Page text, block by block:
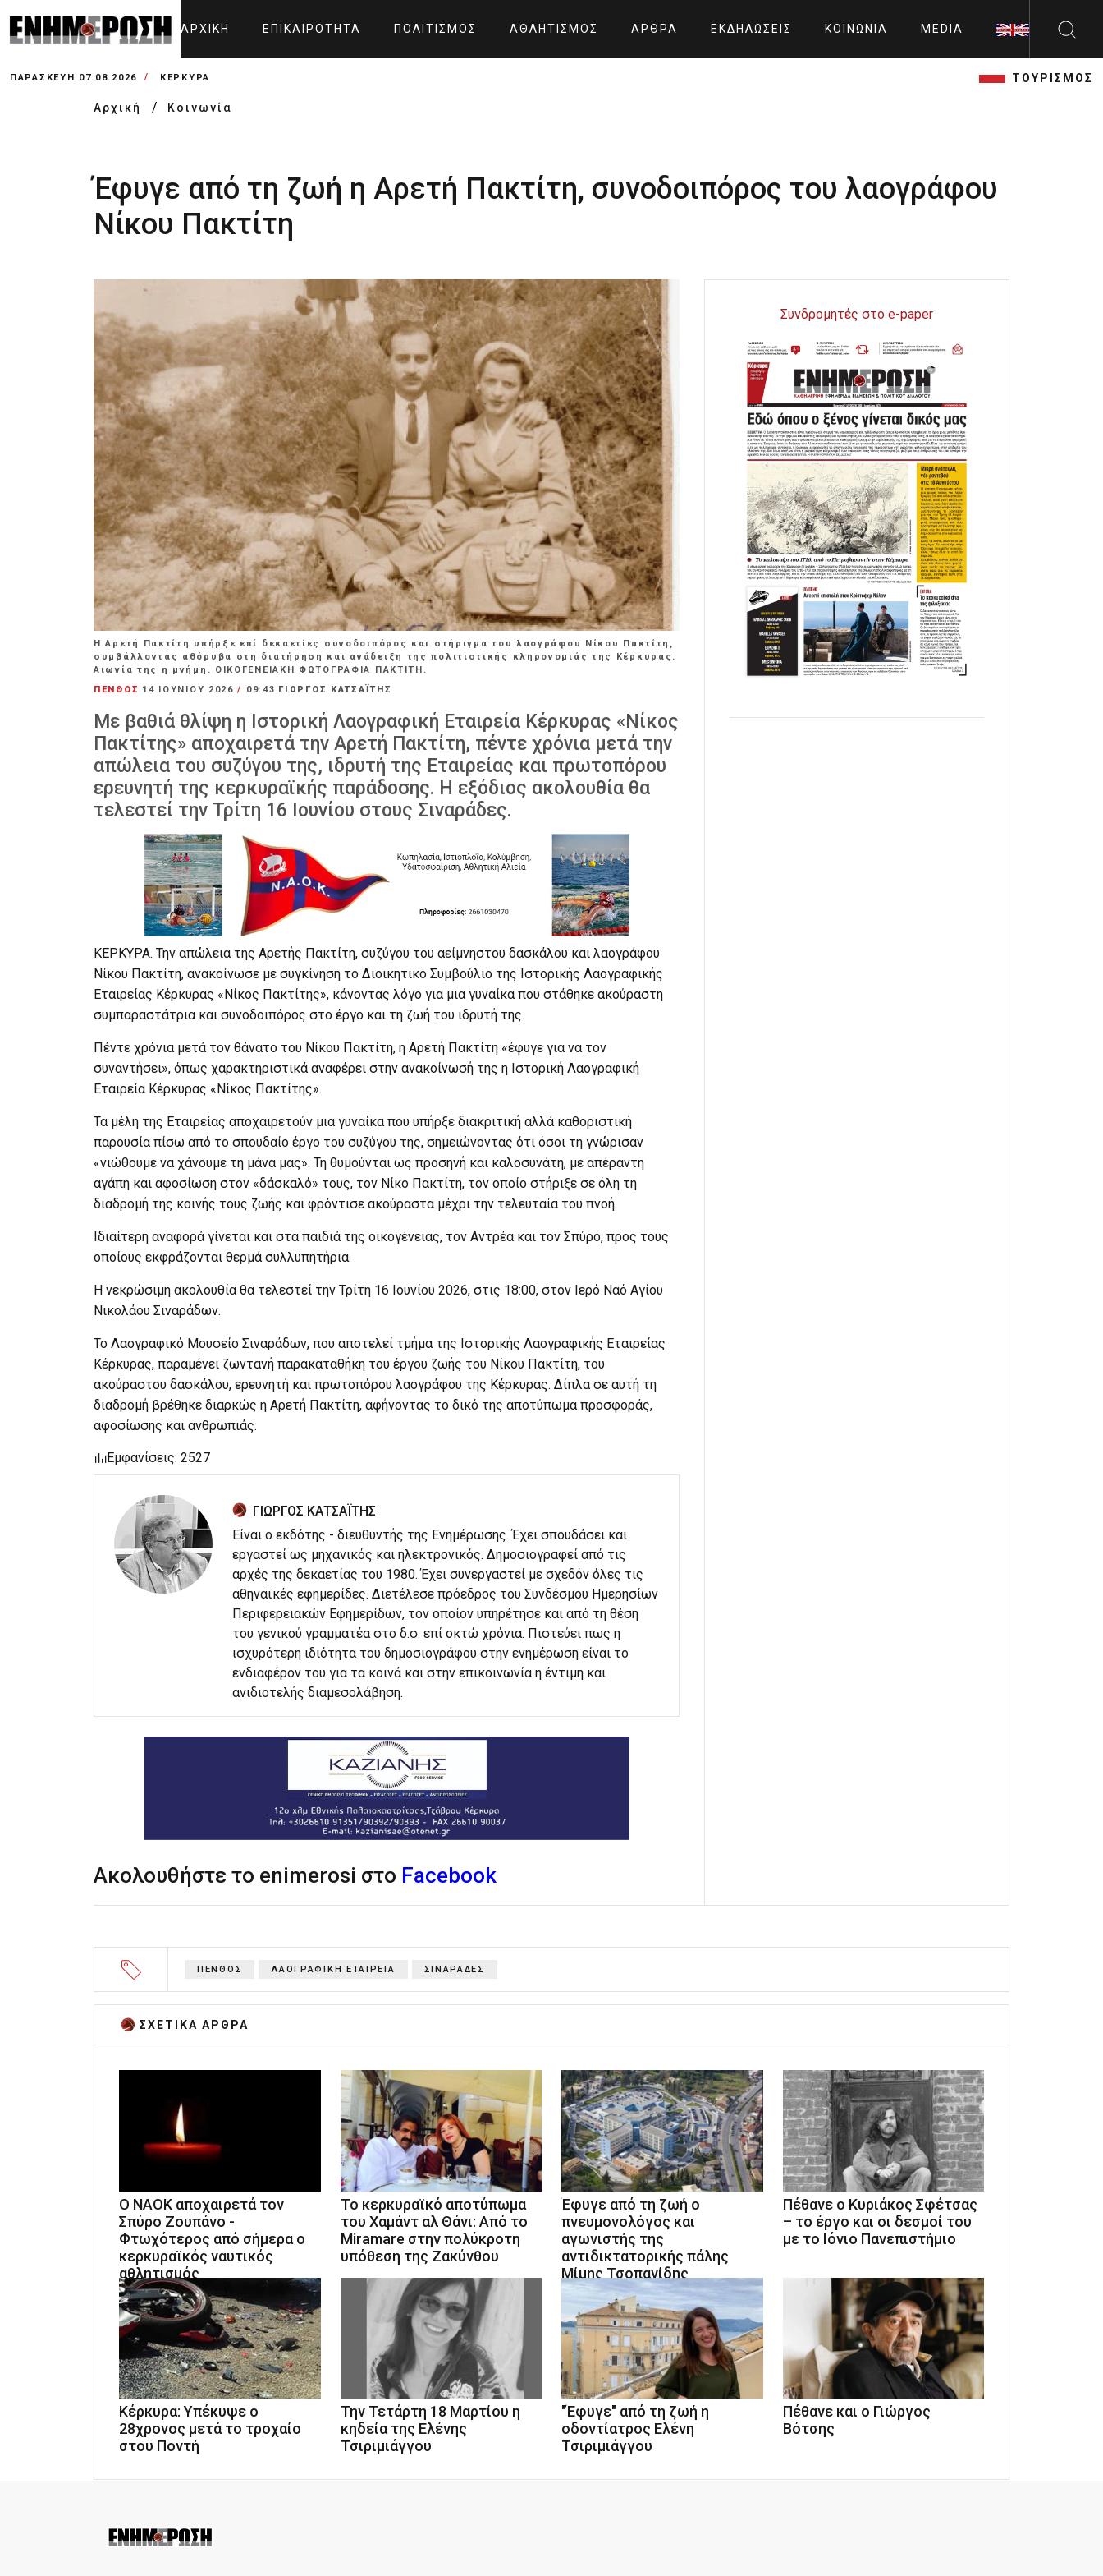
ΑΡΧΙΚΉ ΕΠΙΚΑΙΡΌΤΗΤΑ ΠΟΛΙΤΙΣΜΌΣ ΑΘΛΗΤΙΣΜΌΣ ΆΡΘΡΑ ΕΚΔΗΛΏΣΕΙΣ ΚΟΙΝΩΝΊΑ MEDIA
ΠΑΡΑΣΚΕΥΉ 07.08.2026 ΚΕΡΚΥΡΑ ΤΟΥΡΙΣΜΟΣ
Αρχική Κοινωνία
Έφυγε από τη ζωή η Αρετή Πακτίτη, συνοδοιπόρος του λαογράφου
Νίκου Πακτίτη
Η Αρετή Πακτίτη υπήρξε επί δεκαετίες συνοδοιπόρος και στήριγμα του λαογράφου Νίκου Πακτίτη,
συμβάλλοντας αθόρυβα στη διατήρηση και ανάδειξη της πολιτιστικής κληρονομιάς της Κέρκυρας.
Αιωνία της η μνήμη. ΟΙΚΟΓΕΝΕΙΑΚΗ ΦΩΤΟΓΡΑΦΙΑ ΠΑΚΤΙΤΗ.
ΠΕΝΘΟΣ 14 ΙΟΥΝΊΟΥ 2026/ 09:43 ΓΙΩΡΓΟΣ ΚΑΤΣΑΪΤΗΣ
Με βαθιά θλίψη η Ιστορική Λαογραφική Εταιρεία Κέρκυρας «Νίκος
Πακτίτης» αποχαιρετά την Αρετή Πακτίτη, πέντε χρόνια μετά την
απώλεια του συζύγου της, ιδρυτή της Εταιρείας και πρωτοπόρου
ερευνητή της κερκυραϊκής παράδοσης. Η εξόδιος ακολουθία θα
τελεστεί την Τρίτη 16 Ιουνίου στους Σιναράδες.
ΚΕΡΚΥΡΑ. Την απώλεια της Αρετής Πακτίτη, συζύγου του αείμνηστου δασκάλου και λαογράφου
Νίκου Πακτίτη, ανακοίνωσε με συγκίνηση το Διοικητικό Συμβούλιο της Ιστορικής Λαογραφικής
Εταιρείας Κέρκυρας «Νίκος Πακτίτης», κάνοντας λόγο για μια γυναίκα που στάθηκε ακούραστη
συμπαραστάτρια και συνοδοιπόρος στο έργο και τη ζωή του ιδρυτή της.
Πέντε χρόνια μετά τον θάνατο του Νίκου Πακτίτη, η Αρετή Πακτίτη «έφυγε για να τον
συναντήσει», όπως χαρακτηριστικά αναφέρει στην ανακοίνωσή της η Ιστορική Λαογραφική
Εταιρεία Κέρκυρας «Νίκος Πακτίτης».
Τα μέλη της Εταιρείας αποχαιρετούν μια γυναίκα που υπήρξε διακριτική αλλά καθοριστική
παρουσία πίσω από το σπουδαίο έργο του συζύγου της, σημειώνοντας ότι όσοι τη γνώρισαν
«νιώθουμε να χάνουμε τη μάνα μας». Τη θυμούνται ως προσηνή και καλοσυνάτη, με απέραντη
αγάπη και αφοσίωση στον «δάσκαλό» τους, τον Νίκο Πακτίτη, τον οποίο στήριξε σε όλη τη
διαδρομή της κοινής τους ζωής και φρόντισε ακούραστα μέχρι την τελευταία του πνοή.
Ιδιαίτερη αναφορά γίνεται και στα παιδιά της οικογένειας, τον Αντρέα και τον Σπύρο, προς τους
οποίους εκφράζονται θερμά συλλυπητήρια.
Η νεκρώσιμη ακολουθία θα τελεστεί την Τρίτη 16 Ιουνίου 2026, στις 18:00, στον Ιερό Ναό Αγίου
Νικολάου Σιναράδων.
Το Λαογραφικό Μουσείο Σιναράδων, που αποτελεί τμήμα της Ιστορικής Λαογραφικής Εταιρείας
Κέρκυρας, παραμένει ζωντανή παρακαταθήκη του έργου ζωής του Νίκου Πακτίτη, του
ακούραστου δασκάλου, ερευνητή και πρωτοπόρου λαογράφου της Κέρκυρας. Δίπλα σε αυτή τη
διαδρομή βρέθηκε διαρκώς η Αρετή Πακτίτη, αφήνοντας το δικό της αποτύπωμα προσφοράς,
αφοσίωσης και ανθρωπιάς.
Εμφανίσεις: 2527
ΓΙΩΡΓΟΣ ΚΑΤΣΑΪΤΗΣ
Είναι ο εκδότης - διευθυντής της Ενημέρωσης. Έχει σπουδάσει και
εργαστεί ως μηχανικός και ηλεκτρονικός. Δημοσιογραφεί από τις
αρχές της δεκαετίας του 1980. Έχει συνεργαστεί με σχεδόν όλες τις
αθηναϊκές εφημερίδες. Διετέλεσε πρόεδρος του Συνδέσμου Ημερησίων
Περιφερειακών Εφημερίδων, τον οποίον υπηρέτησε και από τη θέση
του γενικού γραμματέα στο δ.σ. επί οκτώ χρόνια. Πιστεύει πως η
ισχυρότερη ιδιότητα του δημοσιογράφου στην ενημέρωση είναι το
ενδιαφέρον του για τα κοινά και στην επικοινωνία η έντιμη και
ανιδιοτελής διαμεσολάβηση.
Ακολουθήστε το enimerosi στο Facebook
Συνδρομητές στο e-paper
ΠΕΝΘΟΣ ΛΑΟΓΡΑΦΙΚΗ ΕΤΑΙΡΕΙΑ ΣΙΝΑΡΑΔΕΣ
ΣΧΕΤΙΚA AΡΘΡΑ
Ο ΝΑΟΚ αποχαιρετά τον
Σπύρο Ζουπάνο -
Φτωχότερος από σήμερα ο
κερκυραϊκός ναυτικός
αθλητισμός
Το κερκυραϊκό αποτύπωμα
του Χαμάντ αλ Θάνι: Από το
Miramare στην πολύκροτη
υπόθεση της Ζακύνθου
Έφυγε από τη ζωή ο
πνευμονολόγος και
αγωνιστής της
αντιδικτατορικής πάλης
Μίμης Τσοπανίδης
Πέθανε ο Κυριάκος Σφέτσας
– το έργο και οι δεσμοί του
με το Ιόνιο Πανεπιστήμιο
Κέρκυρα: Υπέκυψε ο
28χρονος μετά το τροχαίο
στου Ποντή
Την Τετάρτη 18 Μαρτίου η
κηδεία της Ελένης
Τσιριμιάγγου
"Έφυγε" από τη ζωή η
οδοντίατρος Ελένη
Τσιριμιάγγου
Πέθανε και ο Γιώργος
Βότσης